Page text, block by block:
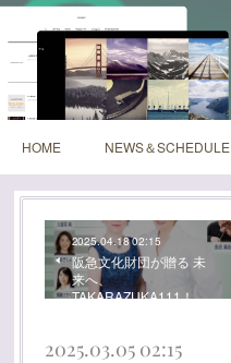
HOME NEWS＆SCHEDULE
Mariko's BLOG
2025.04.18 02:15
阪急文化財団が贈る 未
来へ、
TAKARAZUKA111！ …
2025.03.05 02:15